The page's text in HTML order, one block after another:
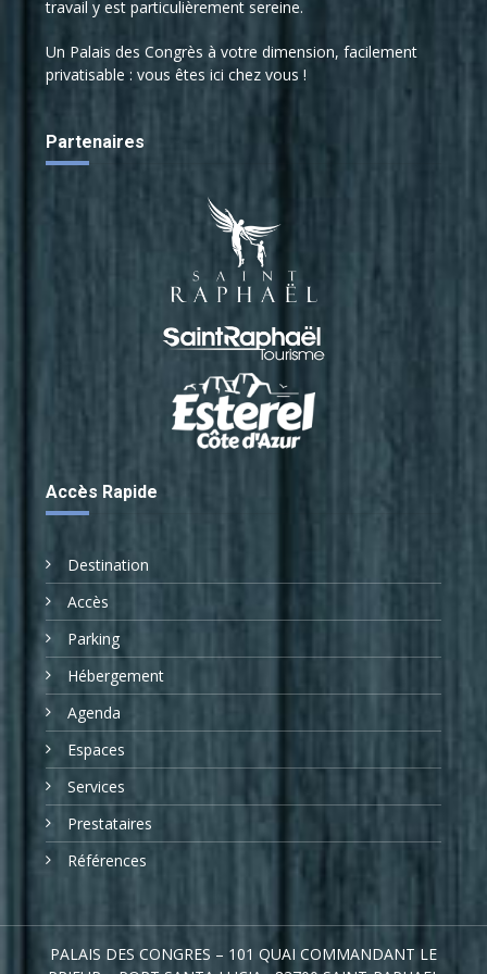
Société organisatrice :
215 Avenue de la Caravelle 83700 SAINT-RAPHAEL
Tél :+33 (0)6 77 77 98 00
travail y est particulièrement sereine.
Un Palais des Congrès à votre dimension, facilement
privatisable : vous êtes ici chez vous !
Partenaires
Accès Rapide
Destination
Accès
Parking
Hébergement
Agenda
Espaces
Services
Prestataires
Références
PALAIS DES CONGRES – 101 QUAI COMMANDANT LE